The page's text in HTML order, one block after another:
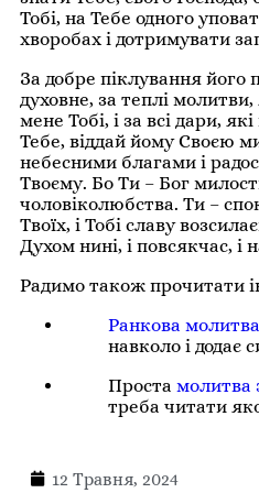
Тобі, на Тебе одного
хворобах і дотримувати
За добре піклування його
духовне, за теплі молитви,
мене Тобі, і за всі дари,
Тебе, віддай йому Своєю
небесними благами і
Твоєму. Бо Ти – Бог
чоловіколюбства. Ти –
Твоїх, і Тобі славу
Духом нині, і повсякчас, і
Радимо також прочитати
Ранкова молитва
навколо і додає
Проста молитва
треба читати
12 Травня, 2024